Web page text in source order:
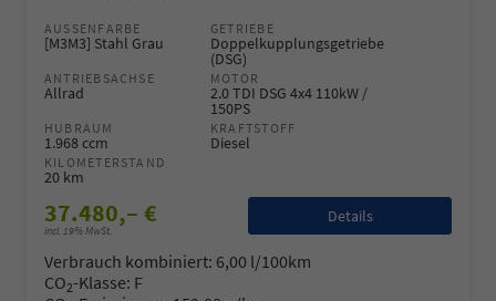
AUSSENFARBE
[M3M3] Stahl Grau
GETRIEBE
Doppelkupplungsgetriebe
(DSG)
ANTRIEBSACHSE
Allrad
MOTOR
2.0 TDI DSG 4x4 110kW /
150PS
HUBRAUM
1.968 ccm
KRAFTSTOFF
Diesel
KILOMETERSTAND
20 km
37.480,– €
incl. 19% MwSt.
Details
Verbrauch kombiniert: 6,00 l/100km
CO2-Klasse: F